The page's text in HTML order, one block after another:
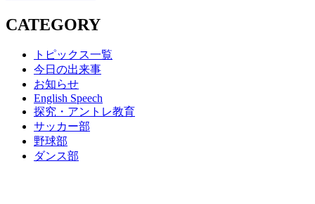
CATEGORY
トピックス一覧
今日の出来事
お知らせ
English Speech
探究・アントレ教育
サッカー部
野球部
ダンス部